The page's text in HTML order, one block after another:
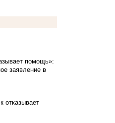
помощь»:
заявление в
отказывает